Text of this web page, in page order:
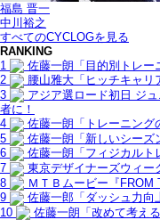
福島 晋一
中川裕之
すべてのCYCLOGを見る
RANKING
1
佐藤一朗「目的別トレー
2
腰山雅大「ヒッチキャリ
3
アジア選ロード初日 ジ
者に！
4
佐藤一朗「トレーニング
5
佐藤一朗「新しいシーズ
6
佐藤一朗「フィジカルト
7
東京デザイナーズウィー
8
ＭＴＢムービー『
9
佐藤一郎「ダッシュ力向
10
佐藤一朗「改めて考え